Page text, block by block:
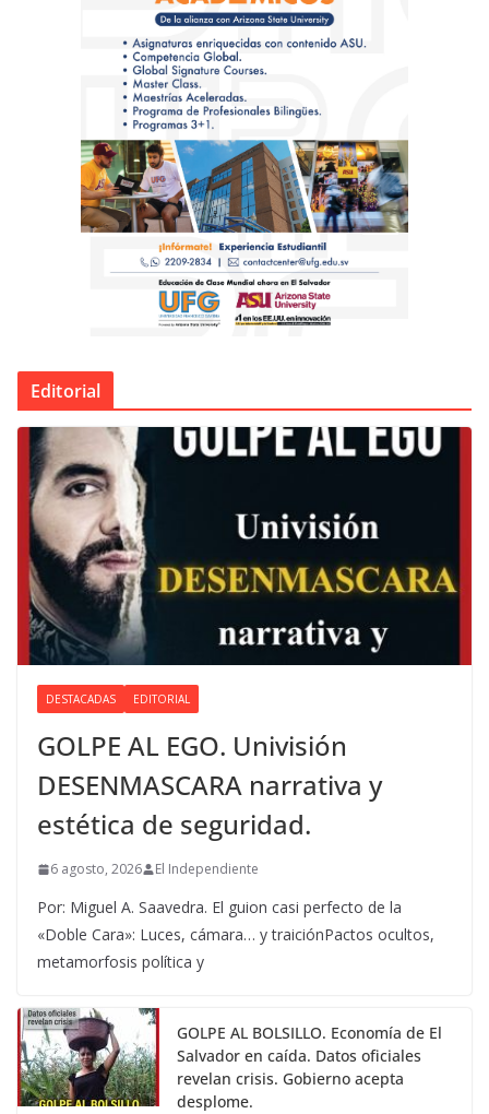
Editorial
DESTACADAS EDITORIAL
GOLPE AL EGO. Univisión
DESENMASCARA narrativa y
estética de seguridad.
6 agosto, 2026 El Independiente
Por: Miguel A. Saavedra. El guion casi perfecto de la
«Doble Cara»: Luces, cámara… y traiciónPactos ocultos,
metamorfosis política y
GOLPE AL BOLSILLO. Economía de El
Salvador en caída. Datos oficiales
revelan crisis. Gobierno acepta
desplome.